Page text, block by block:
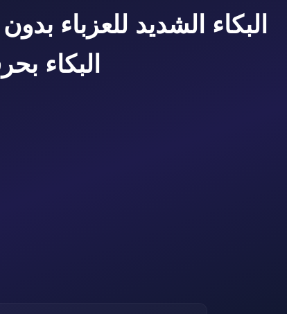
البكاء الشديد للعزباء
البكاء